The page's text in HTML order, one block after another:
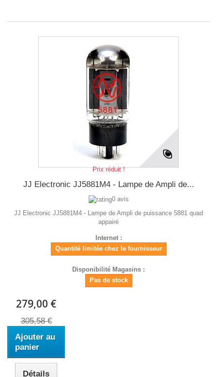
Prix réduit !
JJ Electronic JJ5881M4 - Lampe de Ampli de...
0 avis
JJ Electronic JJ5881M4 - Lampe de Ampli de puissance 5881 quad
appairé
Internet :
Quantité limitée chez le fournisseur
Disponibilité Magasins :
Pas de stock
279,00 €
305,58 €
Ajouter au
panier
Détails